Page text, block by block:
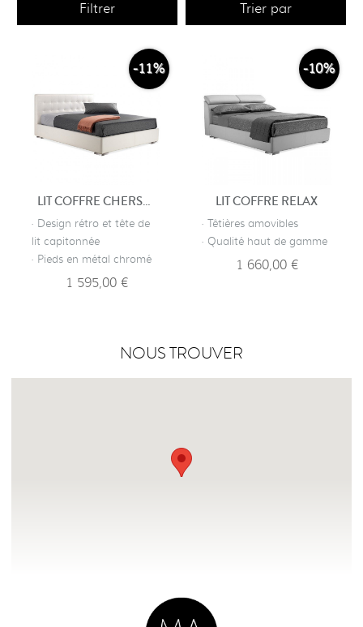
Filtrer Trier par
-11%
LIT COFFRE CHERSTERFIELD
· Design rétro et tête de
lit capitonnée
· Pieds en métal chromé
1 595,00 €
-10%
LIT COFFRE RELAX
· Têtières amovibles
· Qualité haut de gamme
1 660,00 €
NOUS TROUVER